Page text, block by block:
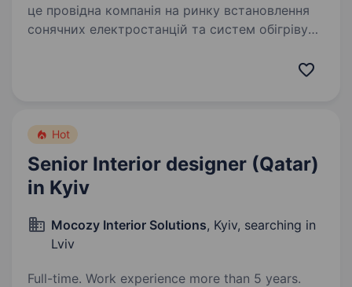
це провідна компанія на ринку встановлення
сонячних електростанцій та систем обігріву
цій галузі та маємо безліч успішно виконаних
Hot
Senior Interior designer (Qatar)
in Kyiv
Mocozy Interior Solutions, Kyiv, searching in
Lviv
Full-time. Work experience more than 5 years.